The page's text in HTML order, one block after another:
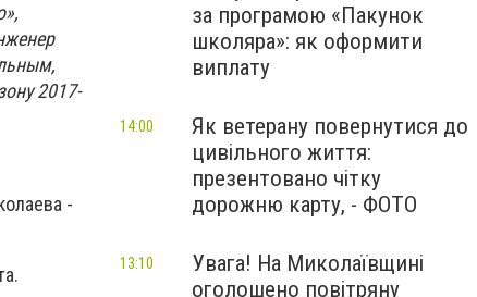
2017-
-
за програмою «Пакунок
школяра»: як оформити
виплату
Як ветерану повернутися до
цивільного життя:
презентовано чітку
дорожню карту, - ФОТО
14:00
Увага! На Миколаївщині
оголошено повітряну
13:10